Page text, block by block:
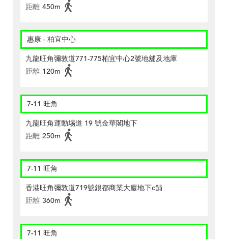
距離 450m
惠康 - 柏宜中心
九龍旺角彌敦道771-775柏宜中心2號地舖及地庫
距離 120m
7-11 旺角
九龍旺角運動埸道 19 號金華閣地下
距離 250m
7-11 旺角
香港旺角彌敦道719號銀都商業大廈地下c舖
距離 360m
7-11 旺角